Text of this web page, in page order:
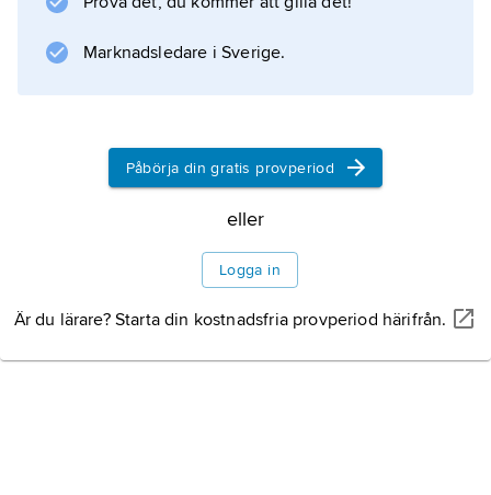
Marknadsledare i Sverige.
Påbörja din gratis provperiod
eller
Logga in
Är du lärare? Starta din kostnadsfria provperiod härifrån.